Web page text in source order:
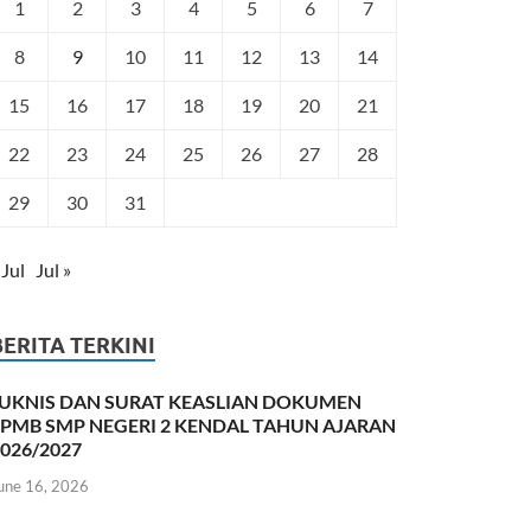
1 2 3 4 5 6 7
8 9 10 11 12 13 14
15 16 17 18 19 20 21
22 23 24 25 26 27 28
29 30 31
Jul »
TERKINI
DAN SURAT KEASLIAN DOKUMEN
SMP NEGERI 2 KENDAL TAHUN AJARAN
2027
16, 2026